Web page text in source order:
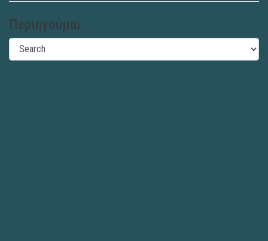
Περιηγούμαι